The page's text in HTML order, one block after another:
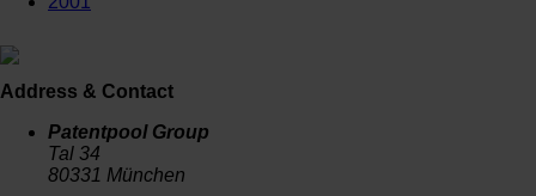
Address & Contact
Patentpool Group
Tal 34
80331 München